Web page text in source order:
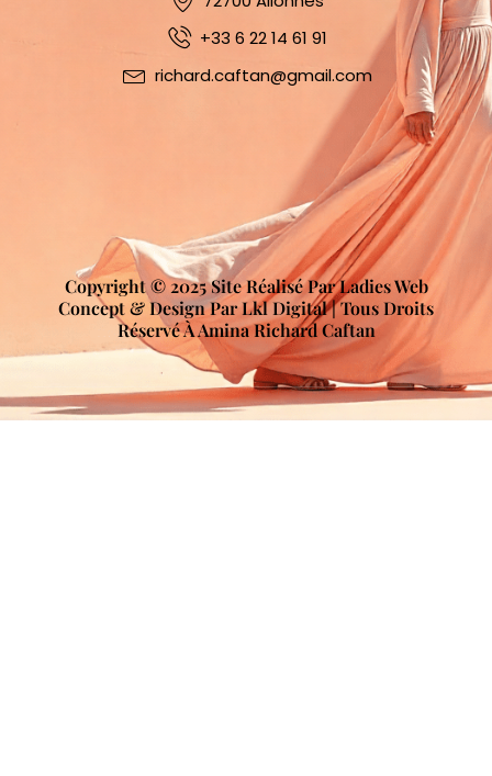
+33 6 22 14 61 91
richard.caftan@gmail.com
Copyright © 2025 Site Réalisé Par Ladies Web
Concept & Design Par Lkl Digital | Tous Droits
Réservé À Amina Richard Caftan